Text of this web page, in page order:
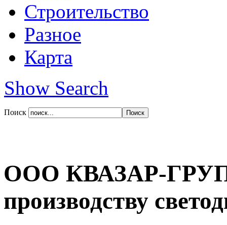
Строительство
Разное
Карта
Show Search
Поиск
ООО КВАЗАР-
производству